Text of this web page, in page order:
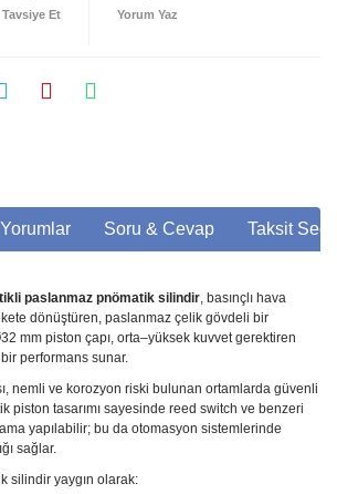
Tavsiye Et Yorum Yaz
Yorumlar Soru & Cevap Taksit
paslanmaz pnömatik silindir, basınçlı hava
dönüştüren, paslanmaz çelik gövdeli bir
mm piston çapı, orta–yüksek kuvvet gerektiren
performans sunar.
nemli ve korozyon riski bulunan ortamlarda güvenli
piston tasarımı sayesinde reed switch ve benzeri
yapılabilir; bu da otomasyon sistemlerinde
sağlar.
silindir yaygın olarak: